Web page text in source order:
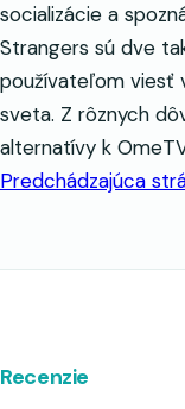
socializácie a
Strangers sú dve
používateľom viesť
sveta. Z rôznych
alternatívy k
Predchádzajúca
Recenzie